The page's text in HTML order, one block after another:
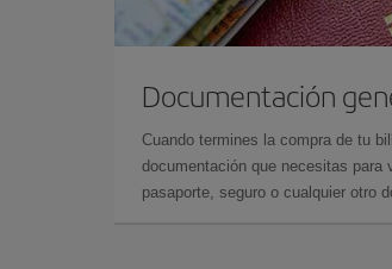
Documentación
Cuando termines la compra de tu
documentación que necesitas para
pasaporte, seguro o cualquier otro